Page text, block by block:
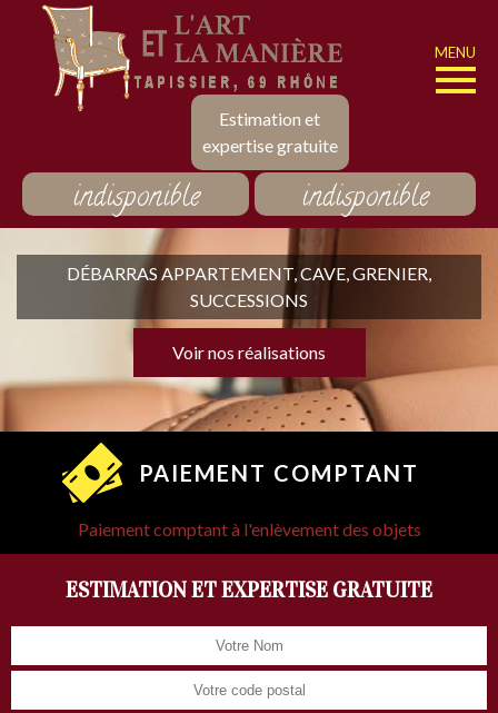
Estimation et
expertise gratuite
MENU
indisponible indisponible
DÉBARRAS APPARTEMENT, CAVE, GRENIER,
SUCCESSIONS
Voir nos réalisations
PAIEMENT COMPTANT
Paiement comptant à l'enlèvement des objets
ESTIMATION ET EXPERTISE GRATUITE